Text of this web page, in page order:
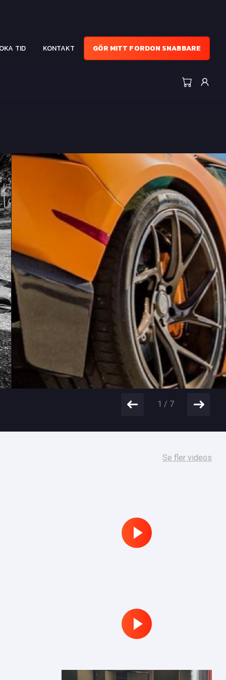
TID KONTAKT GÖR MITT FORDON SNABBARE
1 / 7
Se fler videos